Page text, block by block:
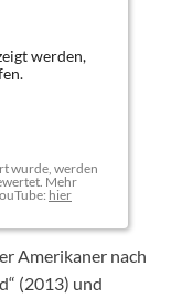
werden,
wurde, werden
Mehr
hier
Amerikaner nach
(2013) und